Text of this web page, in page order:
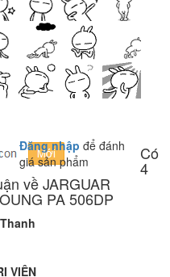
Đăng nhập để đánh
giá sản phẩm
Có
4
về JARGUAR
PA 506DP
VIÊN